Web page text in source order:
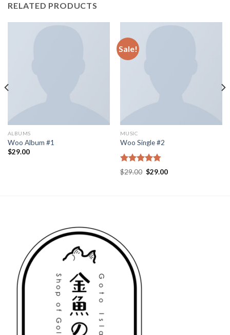
RELATED PRODUCTS
ALBUMS
Woo Album #1
$29.00
Sale!
MUSIC
Woo Single #2
Rated 4.75
out of 5
$29.00 $29.00